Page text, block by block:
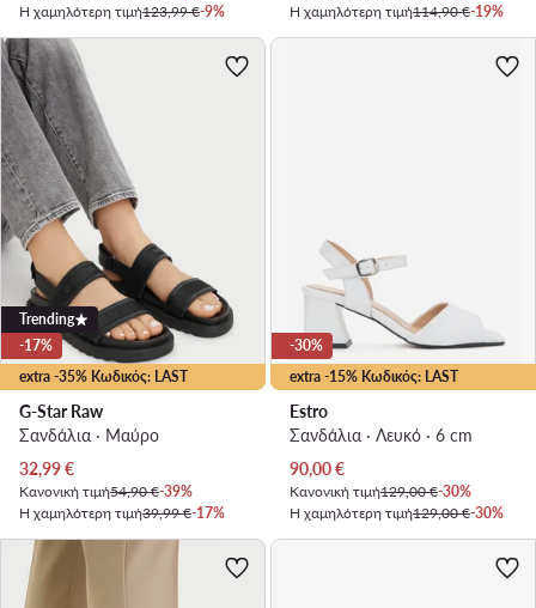
Η χαμηλότερη τιμή123,99 €-9%
Η χαμηλότερη τιμή114,90 €-19%
extra -35% Κωδικός: LAST
Trending
-17%
G-Star Raw
Σανδάλια · Μαύρο
Τρέχουσα τιμή
32,99€
Κανονική τιμή54,90 €-39%
Η χαμηλότερη τιμή39,99 €-17%
extra -15% Κωδικός: LAST
-30%
Estro
Σανδάλια · Λευκό · 6 cm
Τρέχουσα τιμή
90,00€
Κανονική τιμή129,00 €-30%
Η χαμηλότερη τιμή129,00 €-30%